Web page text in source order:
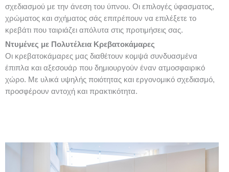
σχεδιασμού με την άνεση του ύπνου. Οι επιλογές ύφασματος,
χρώματος και σχήματος σάς επιτρέπουν να επιλέξετε το
κρεβάτι που ταιριάζει απόλυτα στις προτιμήσεις σας.
Ντυμένες με Πολυτέλεια Κρεβατοκάμαρες
Οι κρεβατοκάμαρες μας διαθέτουν κομψά συνδυασμένα
έπιπλα και αξεσουάρ που δημιουργούν έναν ατμοσφαιρικό
χώρο. Με υλικά υψηλής ποιότητας και εργονομικό σχεδιασμό,
προσφέρουν αντοχή και πρακτικότητα.